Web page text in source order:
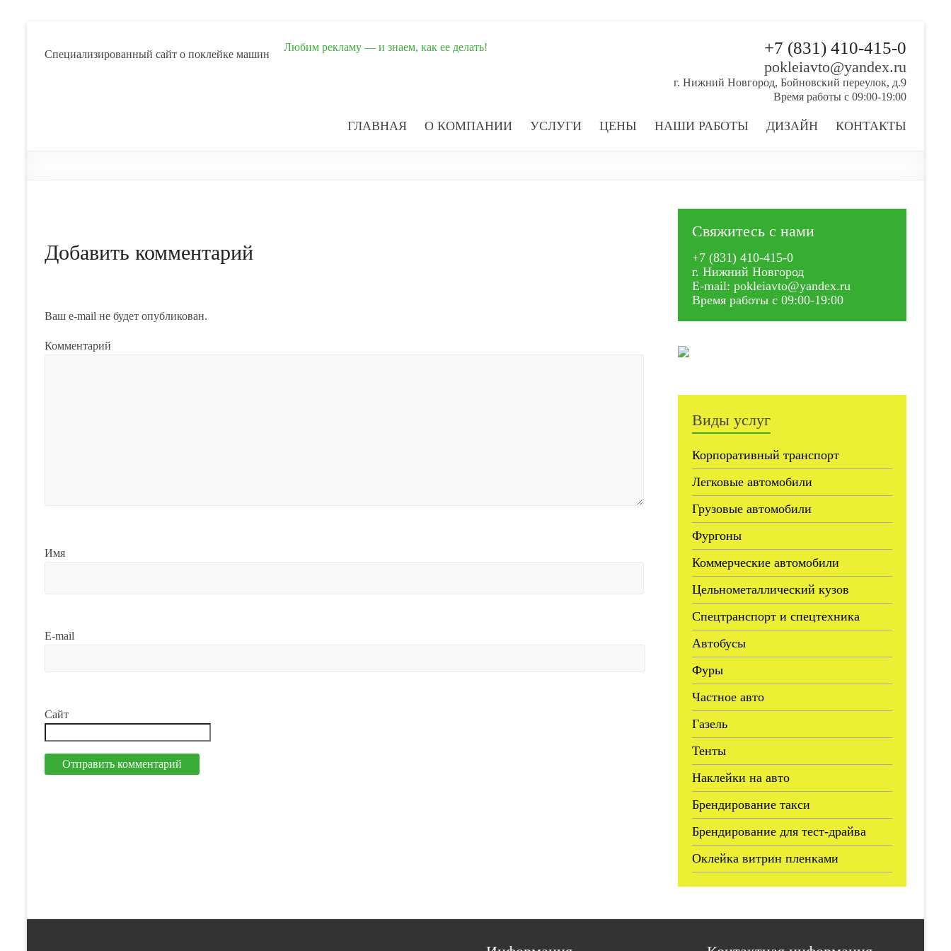
Cпециализированный сайт о поклейке машин
Любим рекламу — и знаем, как ее делать! +7 (831) 410-415-0
pokleiavto@yandex.ru
г. Нижний Новгород, Бойновский переулок, д.9
Время работы с 09:00-19:00
ГЛАВНАЯ О КОМПАНИИ УСЛУГИ ЦЕНЫ НАШИ РАБОТЫ ДИЗАЙН КОНТАКТЫ
Добавить комментарий
Ваш e-mail не будет опубликован.
Комментарий
Имя
E-mail
Сайт
Свяжитесь с нами
+7 (831) 410-415-0
г. Нижний Новгород
E-mail: pokleiavto@yandex.ru
Время работы с 09:00-19:00
Виды услуг
Корпоративный транспорт
Легковые автомобили
Грузовые автомобили
Фургоны
Коммерческие автомобили
Цельнометаллический кузов
Спецтранспорт и спецтехника
Автобусы
Фуры
Частное авто
Газель
Тенты
Наклейки на авто
Брендирование такси
Брендирование для тест-драйва
Оклейка витрин пленками